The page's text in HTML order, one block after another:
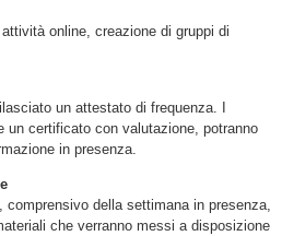
online, creazione di gruppi di
un attestato di frequenza. I
un certificato con valutazione, potranno
in presenza.
comprensivo della settimana in presenza,
che verranno messi a disposizione